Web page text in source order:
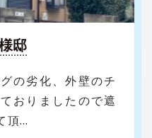
邸
の劣化、外壁のチ
おりましたので遮
頂…